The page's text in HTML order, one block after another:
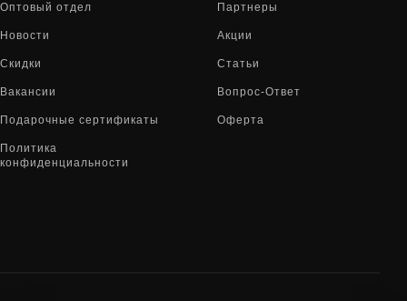
Оптовый отдел Партнеры
Новости Акции
Скидки Статьи
Вакансии Вопрос-Ответ
Подарочные сертификаты Оферта
Политика
конфиденциальности